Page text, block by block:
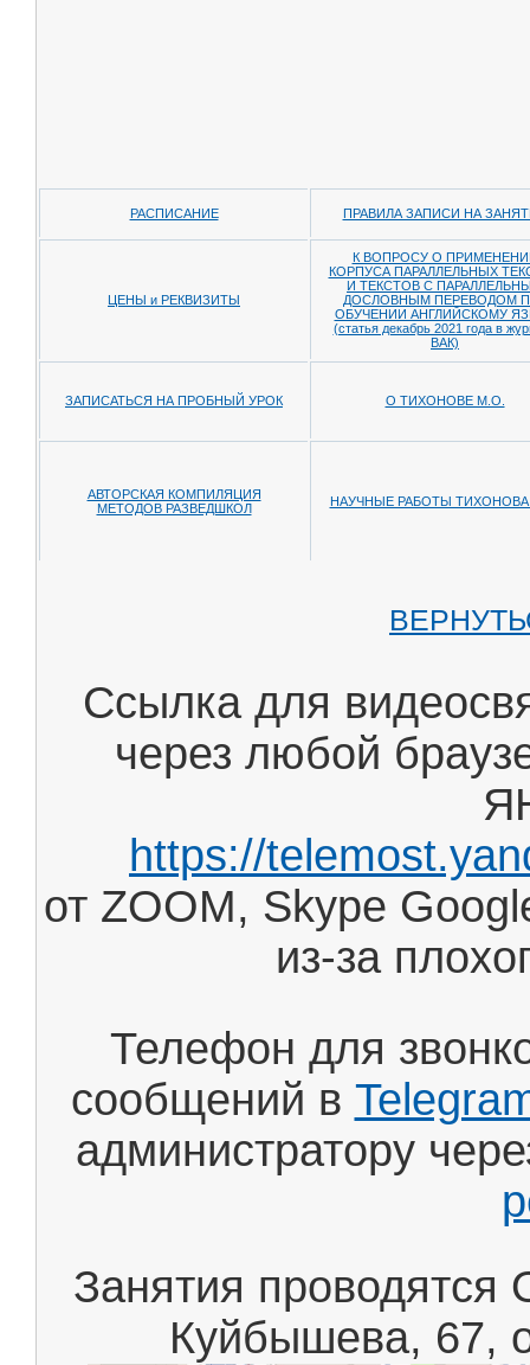
РАСПИСАНИЕ ПРАВИЛА ЗАПИСИ НА
ЦЕНЫ и РЕКВИЗИТЫ
К ВОПРОСУ О
КОРПУСА ПАРАЛЛЕЛЬНЫХ
И ТЕКСТОВ С
ДОСЛОВНЫМ ПЕРЕВОДОМ
ОБУЧЕНИИ АНГЛИЙСКОМУ
(статья декабрь 2021 года в
ВАК)
ЗАПИСАТЬСЯ НА ПРОБНЫЙ УРОК О ТИХОНОВЕ М.О.
АВТОРСКАЯ КОМПИЛЯЦИЯ
МЕТОДОВ РАЗВЕДШКОЛ
НАУЧНЫЕ РАБОТЫ
Ссылка для
через любой
https://
от ZOOM, Skype
из-за
Телефон для
сообщений в
администратору
Занятия
Куйбышева, 67,